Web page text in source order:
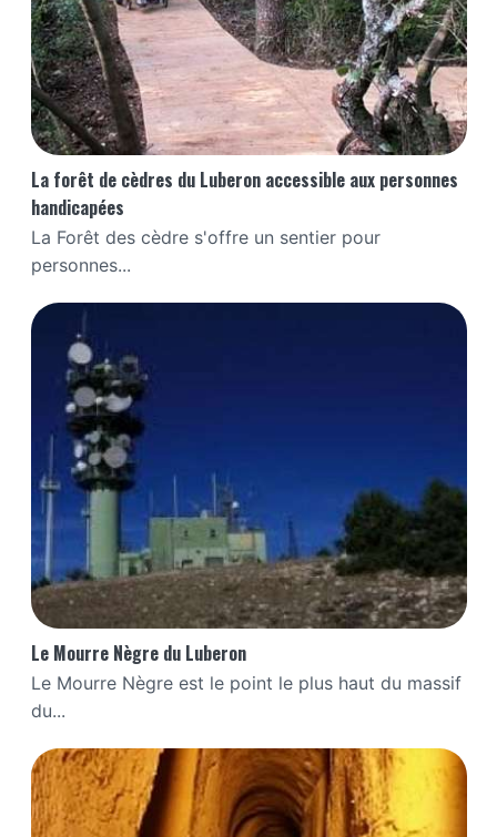
La forêt de cèdres du Luberon accessible aux personnes
handicapées
La Forêt des cèdre s'offre un sentier pour
personnes...
Le Mourre Nègre du Luberon
Le Mourre Nègre est le point le plus haut du massif
du...